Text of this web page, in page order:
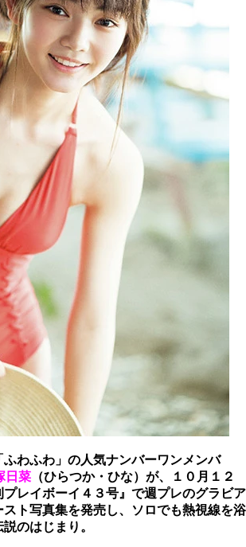
わふわ」の人気ナンバーワンメンバ
日菜 （ひらつか・ひな）が、１０月１２
プレイボーイ４３号』で週プレのグラビア
ト写真集を発売し、ソロでも熱視線を浴
のはじまり。